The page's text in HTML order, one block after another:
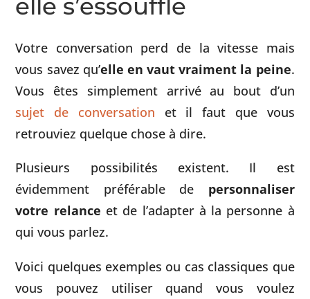
elle s’essouffle
Votre conversation perd de la vitesse mais
vous savez qu’elle en vaut vraiment la peine.
Vous êtes simplement arrivé au bout d’un
sujet de conversation et il faut que vous
retrouviez quelque chose à dire.
Plusieurs possibilités existent. Il est
évidemment préférable de personnaliser
votre relance et de l’adapter à la personne à
qui vous parlez.
Voici quelques exemples ou cas classiques que
vous pouvez utiliser quand vous voulez